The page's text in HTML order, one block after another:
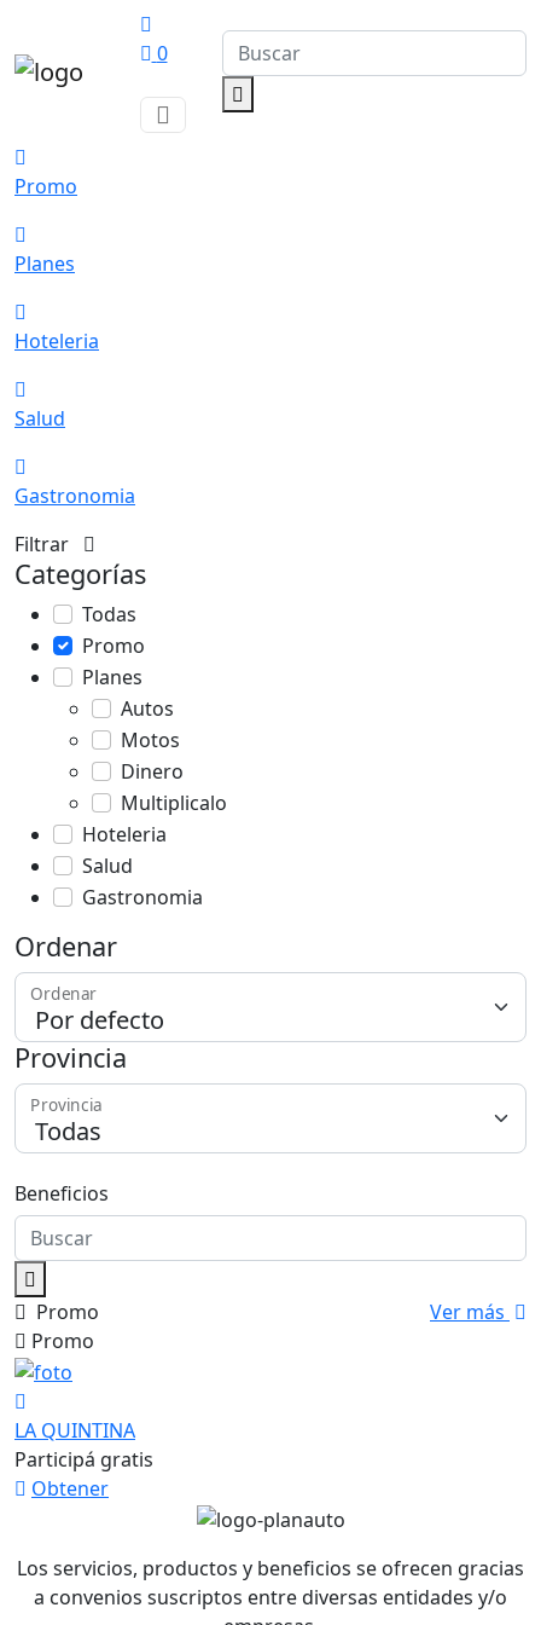
0
Promo
Planes
Hoteleria
Salud
Gastronomia
Filtrar
Categorías
Todas
Promo
Planes
Autos
Motos
Dinero
Multiplicalo
Hoteleria
Salud
Gastronomia
Ordenar
Ordenar
Provincia
Provincia
Beneficios
Promo
Ver más
Promo
LA QUINTINA
Participá gratis
Obtener
Los servicios, productos y beneficios se ofrecen gracias
a convenios suscriptos entre diversas entidades y/o